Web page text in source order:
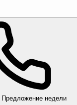
Предложение недели